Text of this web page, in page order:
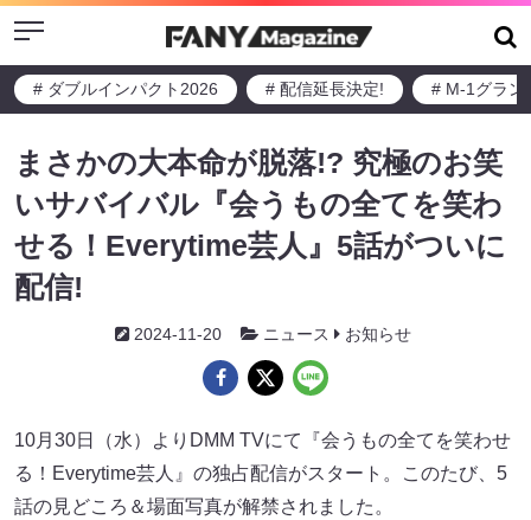
Menu
# ダブルインパクト2026 # 配信延長決定! # M-1グラン
まさかの大本命が脱落!? 究極のお笑
いサバイバル『会うもの全てを笑わ
せる！Everytime芸人』5話がついに
配信!
2024-11-20 ニュース お知らせ
10月30日（水）よりDMM TVにて『会うもの全てを笑わせ
る！Everytime芸人』の独占配信がスタート。このたび、5
話の見どころ＆場面写真が解禁されました。